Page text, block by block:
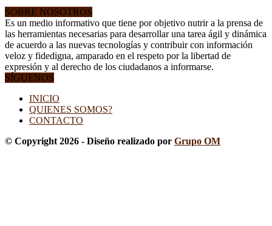
SOBRE NOSOTROS
Es un medio informativo que tiene por objetivo nutrir a la prensa de
las herramientas necesarias para desarrollar una tarea ágil y dinámica
de acuerdo a las nuevas tecnologías y contribuir con información
veloz y fidedigna, amparado en el respeto por la libertad de
expresión y al derecho de los ciudadanos a informarse.
SÍGUENOS
INICIO
QUIENES SOMOS?
CONTACTO
© Copyright 2026 - Diseño realizado por Grupo OM